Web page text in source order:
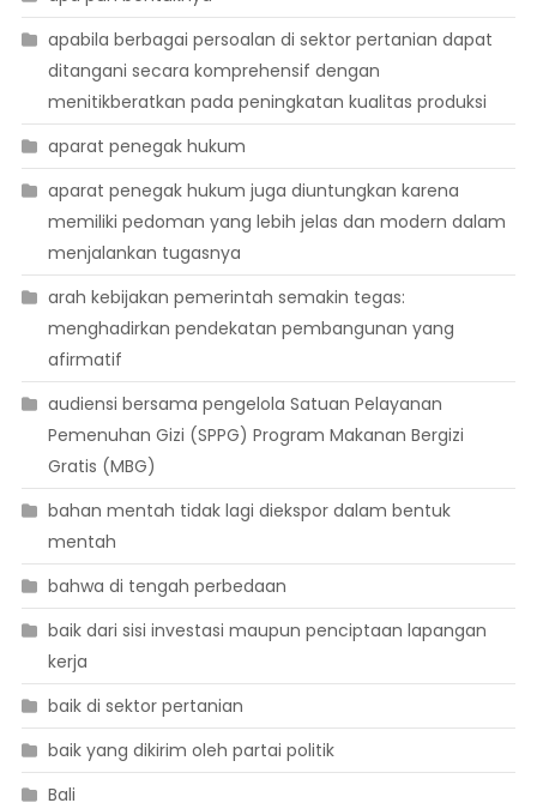
apabila berbagai persoalan di sektor pertanian dapat
ditangani secara komprehensif dengan
menitikberatkan pada peningkatan kualitas produksi
aparat penegak hukum
aparat penegak hukum juga diuntungkan karena
memiliki pedoman yang lebih jelas dan modern dalam
menjalankan tugasnya
arah kebijakan pemerintah semakin tegas:
menghadirkan pendekatan pembangunan yang
afirmatif
audiensi bersama pengelola Satuan Pelayanan
Pemenuhan Gizi (SPPG) Program Makanan Bergizi
Gratis (MBG)
bahan mentah tidak lagi diekspor dalam bentuk
mentah
bahwa di tengah perbedaan
baik dari sisi investasi maupun penciptaan lapangan
kerja
baik di sektor pertanian
baik yang dikirim oleh partai politik
Bali